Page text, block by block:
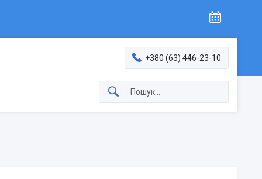
+380 (63) 446-23-10